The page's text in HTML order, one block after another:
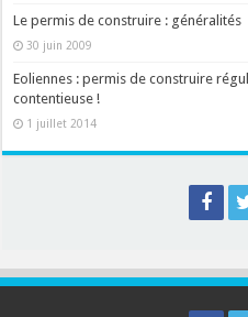
Le permis de construire : généralités
30 juin 2009
Eoliennes : permis de construire
contentieuse !
1 juillet 2014